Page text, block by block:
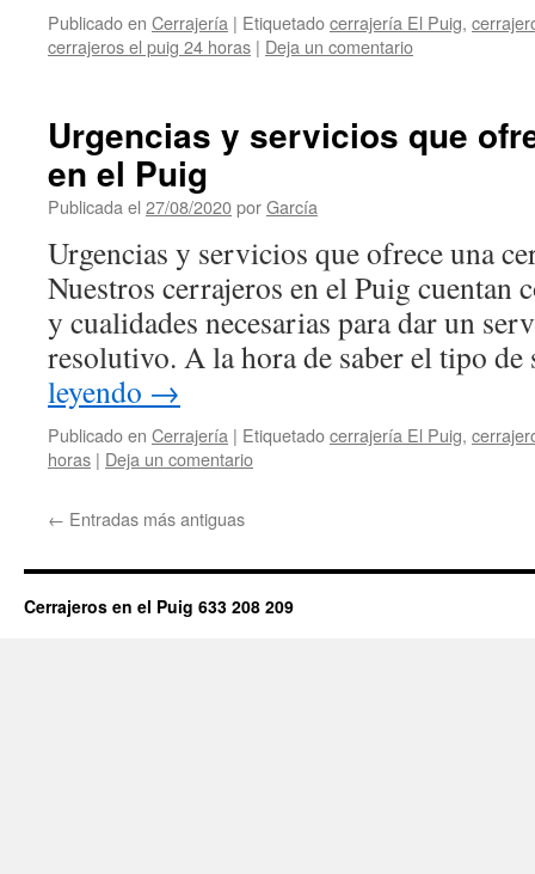
Publicado en Cerrajería | Etiquetadocerrajería El Puig,
cerrajeros el puig 24 horas | Deja un comentario
Urgencias y servicios que
en el Puig
Publicada el 27/08/2020porGarcía
Urgencias y servicios que ofrece una
Nuestros cerrajeros en el Puig cuentan
y cualidades necesarias para dar un
resolutivo. A la hora de saber el tipo
leyendo →
Publicado en Cerrajería | Etiquetadocerrajería El Puig,
horas | Deja un comentario
← Entradas más antiguas
Cerrajeros en el Puig 633 208 209